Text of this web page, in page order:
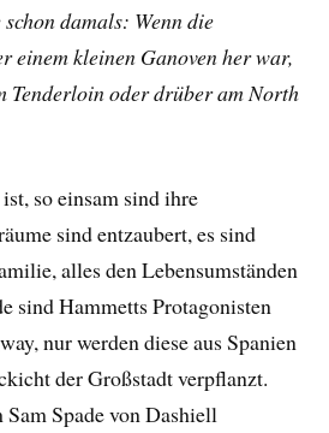
damals: Wenn die
einem kleinen Ganoven her war,
Tenderloin oder drüber am North
so einsam sind ihre
sind entzaubert, es sind
alles den Lebensumständen
sind Hammetts Protagonisten
nur werden diese aus Spanien
der Großstadt verpflanzt.
Spade von Dashiell